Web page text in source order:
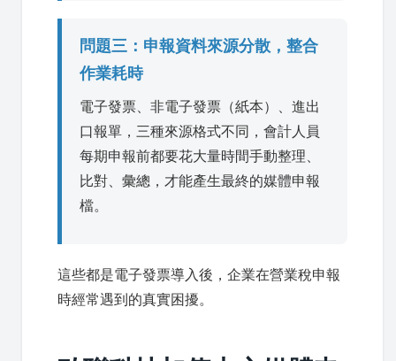
問題三：申報資料來源分散，整合
作業耗時
電子發票、非電子發票（紙本）、進出
口報單，三種來源格式不同，會計人員
每期申報前都要花大量時間手動整理、
比對、彙總，才能產生最終的媒體申報
檔。
這些都是電子發票導入後，企業在營業稅申報
時經常遇到的真實困擾。